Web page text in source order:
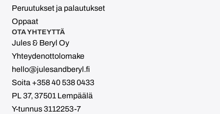
Peruutukset ja palautukset
Oppaat
OTA YHTEYTTÄ
Jules & Beryl Oy
Yhteydenottolomake
hello@julesandberyl.fi
Soita +358 40 538 0433
PL 37, 37501 Lempäälä
Y-tunnus 3112253-7